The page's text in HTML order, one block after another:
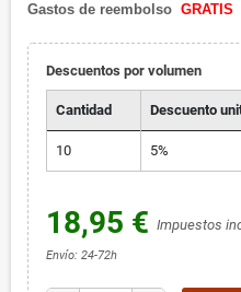
Gastos de reembolso GRATIS
Descuentos por volumen
Cantidad Descuento
10 5%
18,95 € Impuestos
Envío: 24-72h